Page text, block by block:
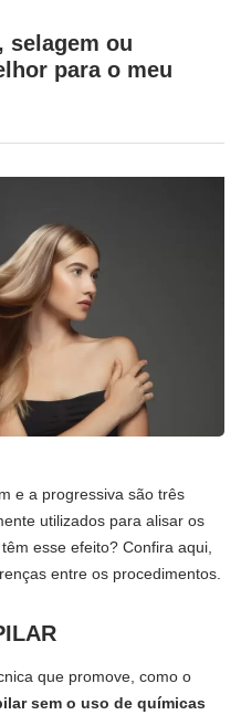
selagem ou
para o meu
e a progressiva são três
utilizados para alisar os
esse efeito? Confira aqui,
entre os procedimentos.
que promove, como o
sem o uso de químicas